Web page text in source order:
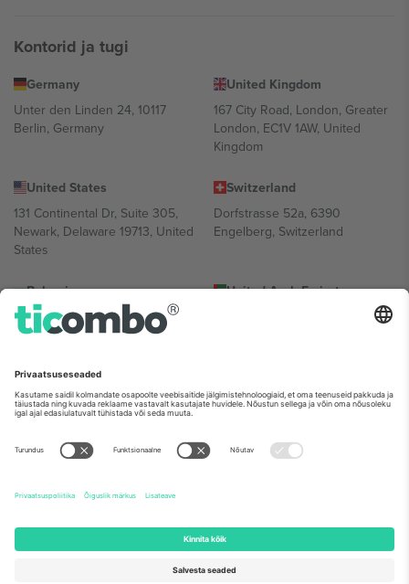
Kontorid ja tugi
Germany
Unter den Linden 24, 10117
Berlin, Germany
United Kingdom
167 City Road, London, Greater
London, EC1V 1AW, United
Kingdom
United States
131 Continental Dr, Suite 305,
Newark, Delaware 19713, United
States
Switzerland
Dorfstrasse 52a, 6390
Engelberg, Switzerland
Bulgaria
Regus Sofia City West, bul
Totleben 53-55, 1606 Sofia,
United Arab Emirates
UAE Dubai Silicon Oasis, DDP
Mexico
Av Chapultepec 360, Roma
Norte, Cuauhtémoc, 06700
Ciudad de México, CDMX,
sündmusest ja/või domeenist. Detailide jaoks vaata konkreetse
sündmuse lehte, impressumit ja tingimusi.,
2026 Ticombo. Kõik õigused kaitstud.